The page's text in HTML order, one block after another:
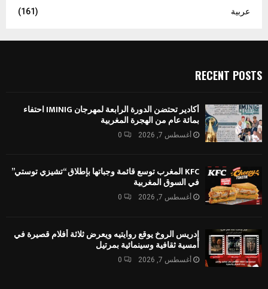
عربية
(161)
RECENT POSTS
أكادير تحتضن الدورة الرابعة لمهرجان IMINIG احتفاء
بمائة عام من الهجرة المغربية
أغسطس 7, 2026 0
KFC المغرب توسع قائمة وجباتها بإطلاق “تشيزي توستي”
في السوق المغربية
أغسطس 7, 2026 0
إدريس الروخ يوقع روايتيه ويعرض ثلاثة أفلام قصيرة في
أمسية ثقافية وسينمائية بمرتيل
أغسطس 7, 2026 0